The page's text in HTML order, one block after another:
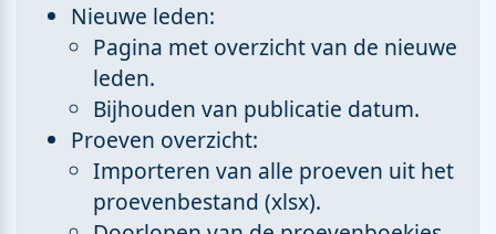
Nieuwe leden:
Pagina met overzicht van de nieuwe
leden.
Bijhouden van publicatie datum.
Proeven overzicht:
Importeren van alle proeven uit het
proevenbestand (xlsx).